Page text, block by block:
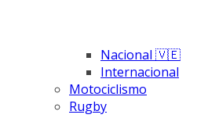
Nacional 🇻🇪
Internacional
Motociclismo
Rugby